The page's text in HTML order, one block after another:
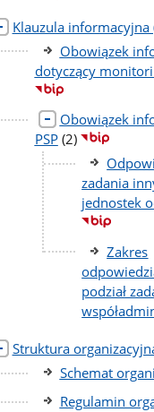
Klauzula informacyjna
Obowiązek
dotyczący
Obowiązek
PSP liczba
podstron
(2)
zadania
jednostek
Zakres
podział
Struktura
Schemat
Regulamin